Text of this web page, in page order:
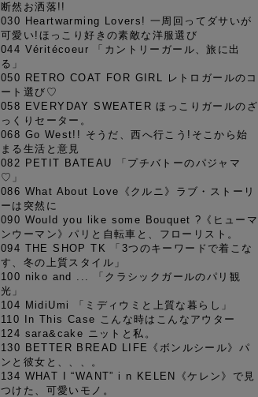
断然お洒落!!
030 Heartwarming Lovers! 一周回ってダサいが
可愛い!ほっこり好きの素敵な洋服選び
044 Véritécoeur 「カントリーガール、旅に出
る」
050 RETRO COAT FOR GIRL レトロガールのコ
ート選び♡
058 EVERYDAY SWEATER ほっこりガールのざ
っくりセーター。
068 Go West!! そうだ、西へ行こう!そこから始
まる生活と意見
082 PETIT BATEAU 「プチバトーのパジャマ
♡」
086 What About Love《クルニ》ラブ・ストーリ
ーは突然に
090 Would you like some Bouquet ?《ヒューマ
ンウーマン》パリと自転車と、フローリスト。
094 THE SHOP TK 「3つのキーワードで着こな
す、冬の上質スタイル」
100 niko and ... 「クラシックガールのパリ観
光」
104 MidiUmi 「ミディウミと上質な暮らし」
110 In This Case こんな時はこんなアウター
124 sara&cake ニットと私。
130 BETTER BREAD LIFE《ボンルシール》パ
ンと彼女と、、、。
134 WHAT I “WANT” i n KELEN《ケレン》で見
つけた、可愛いモノ。